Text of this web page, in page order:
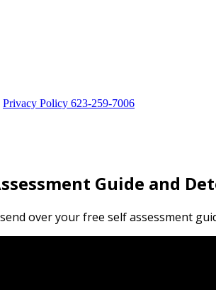
Privacy Policy 623-259-7006
Guide and
over your free self assessment